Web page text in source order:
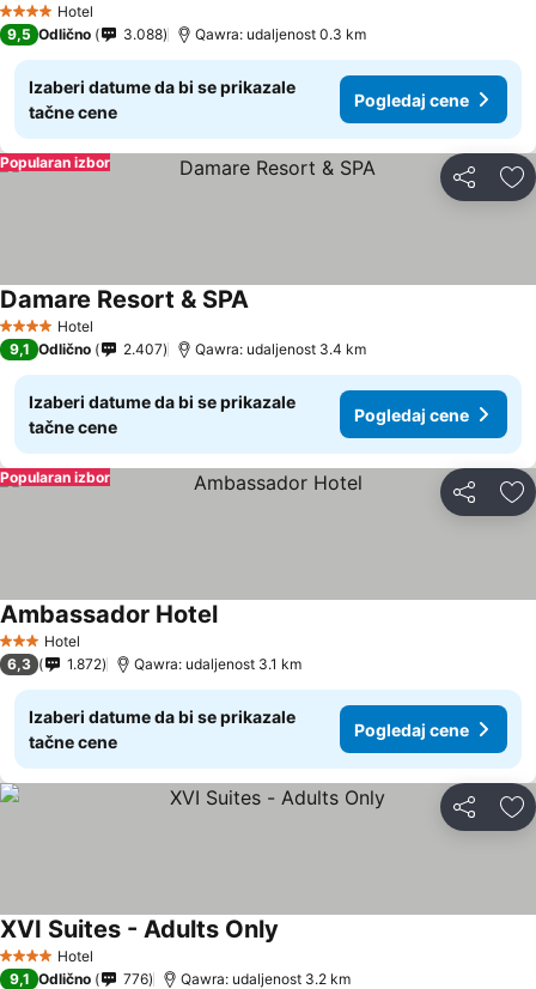
4 ZvezdiceHotel
9,5 Odlično 3.088 Qawra: udaljenost 0.3 km
Izaberi datume da bi se prikazale
tačne cene
Pogledaj cene
Deli
Popularan izbor
4 ZvezdiceHotel
Damare Resort & SPA
9,1 Odlično 2.407 Qawra: udaljenost 3.4 km
Izaberi datume da bi se prikazale
tačne cene
Pogledaj cene
Deli
Popularan izbor
3 Zvezdice
Hotel
Ambassador Hotel
6,3 1.872 Qawra: udaljenost 3.1 km
Izaberi datume da bi se prikazale
tačne cene
Pogledaj cene
Deli
4 ZvezdiceHotel
XVI Suites - Adults Only
9,1 Odlično 776 Qawra: udaljenost 3.2 km